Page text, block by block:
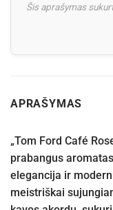
Šis aprašymas
APRAŠYMAS
„Tom Ford Café
prabangus
elegancija ir
meistriškai